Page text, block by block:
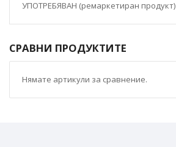
УПОТРЕБЯВАН (ремаркетиран продукт)
СРАВНИ ПРОДУКТИТЕ
Нямате артикули за сравнение.